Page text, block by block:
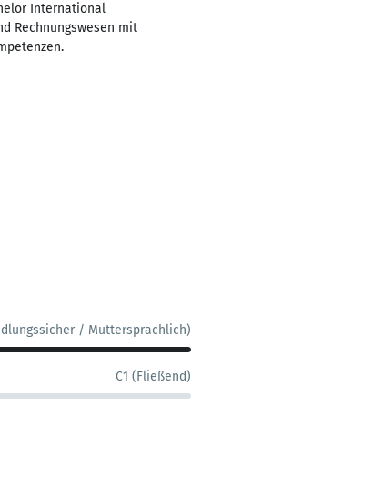
International
Rechnungswesen mit
/ Muttersprachlich)
C1 (Fließend)